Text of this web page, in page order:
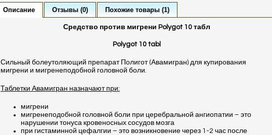
Описание Отзывы (0) Похожие товары (1)
Средство против мигрени Polygot 10 табл
Polygot 10 tabl
Сильный болеутоляющий препарат Полигот (Авамигран) для купирования
мигрени и мигренеподобной головной боли.
Таблетки Авамигран назначают при:
мигрени
мигренеподобной головной боли при церебральной ангиопатии – это
нарушении тонуса кровеносных сосудов мозга
при гистаминной цефалгии – это возникновение через 1-2 час после